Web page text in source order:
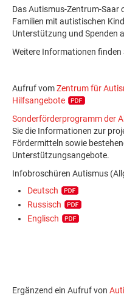
Das Autismus-Zentrum-
Familien mit autistischen
Unterstützung und Spenden
Weitere Informationen finden
Aufruf vomZentrum für
Hilfsangebote
Sonderförderprogramm der
Sie die Informationen zur
Fördermitteln sowie
Unterstützungsangebote.
Infobroschüren Autismus
Deutsch
Russisch
Englisch
Ergänzend ein Aufruf von